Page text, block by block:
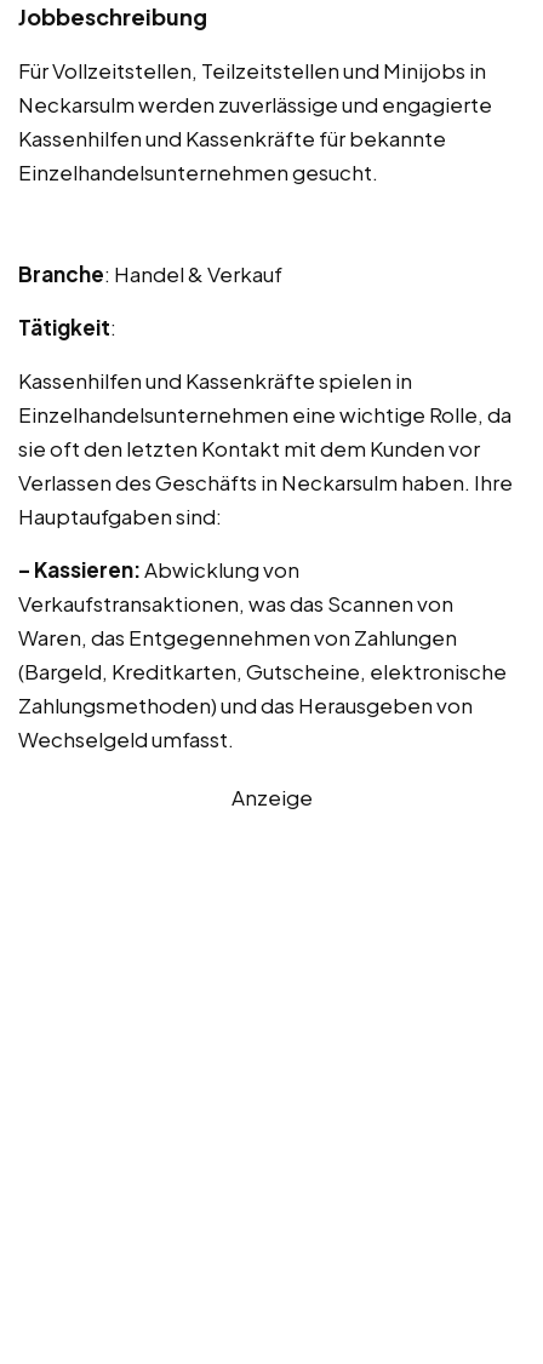
Jobbeschreibung
Für Vollzeitstellen, Teilzeitstellen und Minijobs in
Neckarsulm werden zuverlässige und engagierte
Kassenhilfen und Kassenkräfte für bekannte
Einzelhandelsunternehmen gesucht.
Branche: Handel & Verkauf
Tätigkeit:
Kassenhilfen und Kassenkräfte spielen in
Einzelhandelsunternehmen eine wichtige Rolle, da
sie oft den letzten Kontakt mit dem Kunden vor
Verlassen des Geschäfts in Neckarsulm haben. Ihre
Hauptaufgaben sind:
– Kassieren:Abwicklung von
Verkaufstransaktionen, was das Scannen von
Waren, das Entgegennehmen von Zahlungen
(Bargeld, Kreditkarten, Gutscheine, elektronische
Zahlungsmethoden) und das Herausgeben von
Wechselgeld umfasst.
Anzeige